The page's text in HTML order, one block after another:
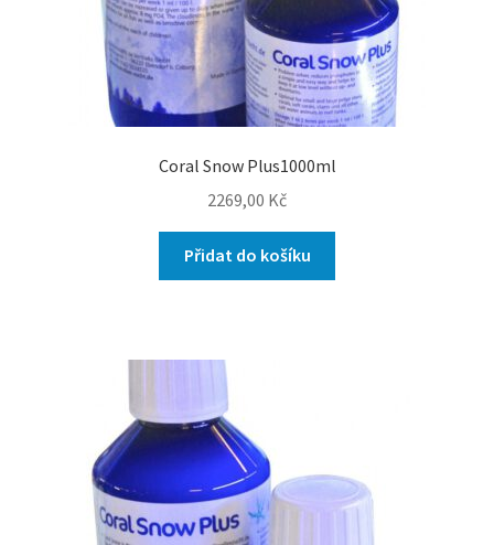
Coral Snow Plus1000ml
2269,00 Kč
Přidat do košíku